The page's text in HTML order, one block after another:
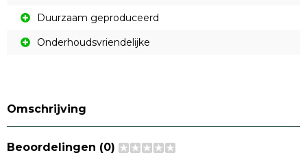
Duurzaam geproduceerd
Onderhoudsvriendelijke
Omschrijving
Beoordelingen (0)